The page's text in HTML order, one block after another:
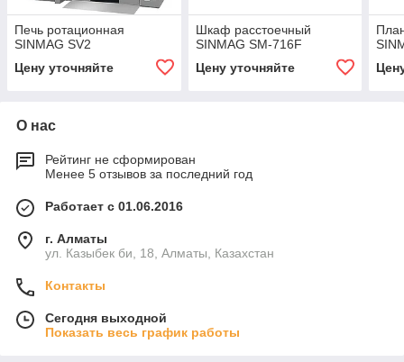
Печь ротационная
SINMAG SV2
Цену уточняйте
Шкаф расстоечный
SINMAG SM-716F
Цену уточняйте
О нас
Рейтинг не сформирован
Менее 5 отзывов за последний год
Работает с 01.06.2016
г. Алматы
ул. Казыбек би, 18, Алматы, Казахстан
Контакты
Сегодня выходной
Показать весь график работы